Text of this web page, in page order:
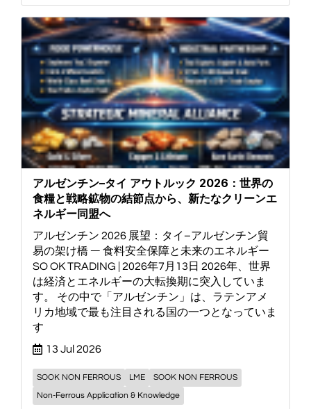
アルゼンチン–タイ アウトルック 2026：世界の
食糧と戦略鉱物の結節点から、新たなクリーンエ
ネルギー同盟へ
アルゼンチン 2026 展望：タイ–アルゼンチン貿
易の架け橋 ― 食料安全保障と未来のエネルギー
SO OK TRADING | 2026年7月13日 2026年、世界
は経済とエネルギーの大転換期に突入していま
す。 その中で「アルゼンチン」は、ラテンアメ
リカ地域で最も注目される国の一つとなっていま
す
13 Jul 2026
SOOK NON FERROUS LME
SOOK NON FERROUS
Non-Ferrous Application & Knowledge